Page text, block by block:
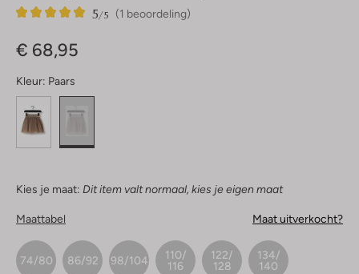
(1 beoordeling)
5/5
1
5
€ 68,95
Kleur: Paars
Kies je maat: Dit item valt normaal, kies je eigen maat
Maattabel Maat uitverkocht?
74/80 86/92 98/104
110/
116
122/
128
134/
140